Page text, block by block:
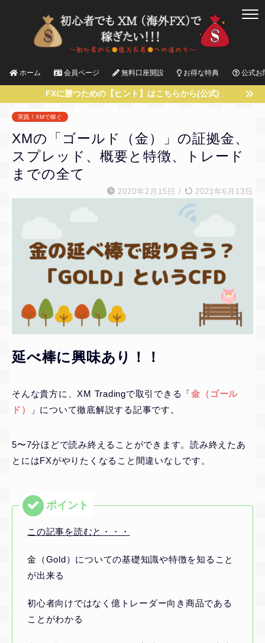
ホーム 会員ページ 無料口座開設 お得な特典 公式お
FXに勝つための【ヒント】はこちらから(公式)
実践！XMで稼ぐ
XMの「ゴールド（金）」の証拠金、
スプレッド、概要と特徴、トレード
までの全て
2020年2月15日 / 2021年6月13日
延べ棒に興味あり！！
そんな貴方に、XM Tradingで取引できる「金（ゴール
ド）
」について徹底解説する記事です。
5〜7分ほどで読み終えることができます。読み終えたあ
とにはFXがやりたくなること間違いなしです。
この記事を読むと・・・
金（Gold）についての基礎知識や特徴を知ること
が出来る
初心者向けではなく億トレーダー向き商品である
ことがわかる